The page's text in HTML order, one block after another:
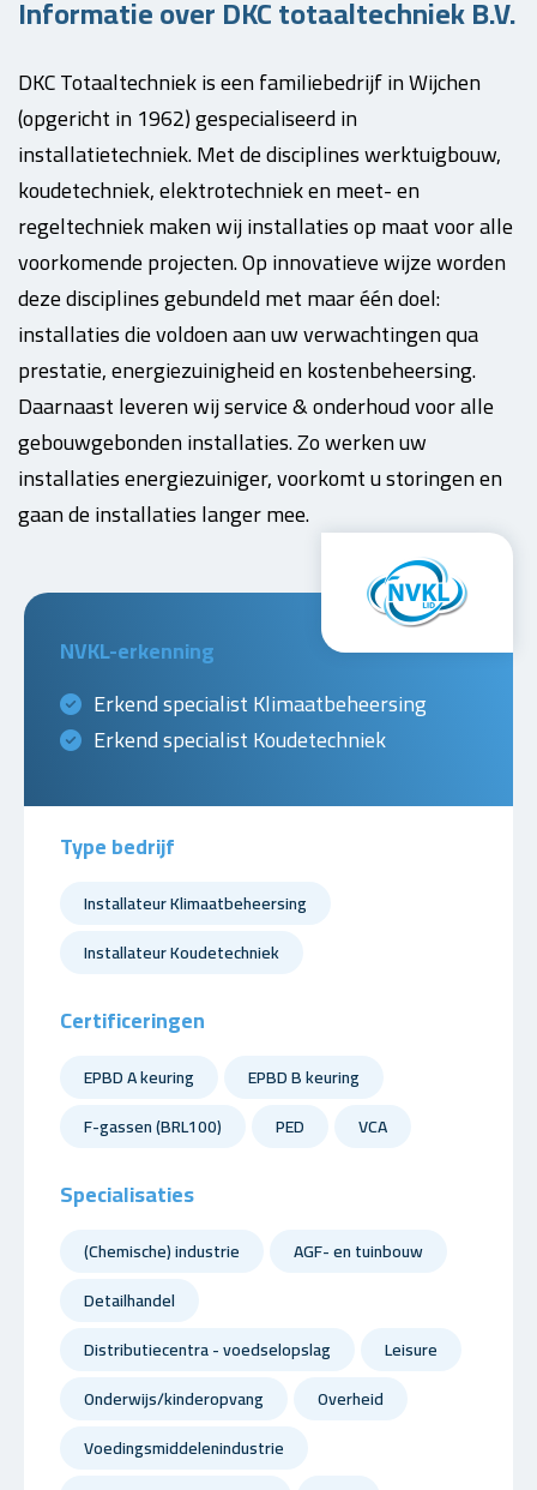
Informatie over DKC totaaltechniek B.V.
DKC Totaaltechniek is een familiebedrijf in Wijchen
(opgericht in 1962) gespecialiseerd in
installatietechniek. Met de disciplines werktuigbouw,
koudetechniek, elektrotechniek en meet- en
regeltechniek maken wij installaties op maat voor alle
voorkomende projecten. Op innovatieve wijze worden
deze disciplines gebundeld met maar één doel:
installaties die voldoen aan uw verwachtingen qua
prestatie, energiezuinigheid en kostenbeheersing.
Daarnaast leveren wij service & onderhoud voor alle
gebouwgebonden installaties. Zo werken uw
installaties energiezuiniger, voorkomt u storingen en
gaan de installaties langer mee.
NVKL-erkenning
Erkend specialist Klimaatbeheersing
Erkend specialist Koudetechniek
Type bedrijf
Installateur Klimaatbeheersing
Installateur Koudetechniek
Certificeringen
EPBD A keuring
EPBD B keuring
F-gassen (BRL100)
PED VCA
Specialisaties
(Chemische) industrie
AGF- en tuinbouw
Detailhandel
Distributiecentra - voedselopslag
Leisure
Onderwijs/kinderopvang
Overheid
Voedingsmiddelenindustrie